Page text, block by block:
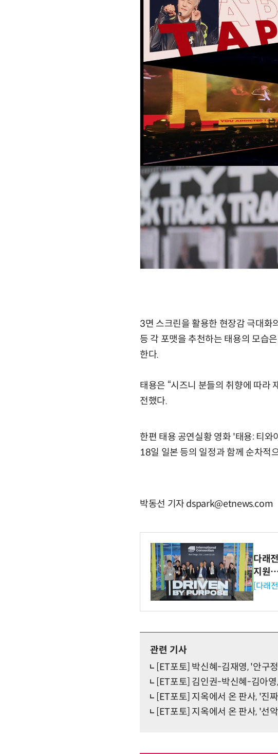
3면 스크린을 활용한 현장감 극대화
등 각 포맷을 추천하는 태용의 모습
한다.
태용은 “시즈니 분들의 취향에 따라
전했다.
한편 태용 공연실황 영화 '태용: 티
18일 일본 등의 일정과 함께 순차적
박동선 기자 dspark@etnews.com
다래
지원
[다래
관련 기사
[ET포토] 박신혜-김재영, '안구
[ET포토] 김인권-박신혜-김아
[ET포토] 지옥에서 온 판사, '진
[ET포토] 지옥에서 온 판사, '선